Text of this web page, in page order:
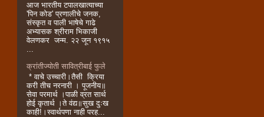
आज भारतीय टपालखात्याच्या
'पिन कोड' प्रणालीचे जनक,
संस्कृत व पाली भाषेचे गाढे
अभ्यासक श्रीराम भिकाजी
वेलणकर जन्म. २२ जून १९१५
...
क्रांतीज्योती सावित्रीबाई फुले
* वाचे उच्चारी।तैसी क्रिया
करी तीच नरनारी । पूजनीय॥
सेवा परमार्थ ।पाळी व्रत सार्थ
होई कृतार्थ ।ते वंद्य॥सुख दुःख
काही!।स्वार्थपणा नाही परह...